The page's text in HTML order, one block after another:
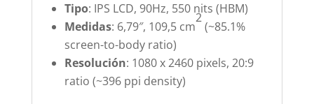
Tipo: IPS LCD, 90Hz, 550 nits (HBM)
Medidas: 6,79″, 109,5 cm
2
(~85.1%
screen-to-body ratio)
Resolución: 1080 x 2460 pixels, 20:9
ratio (~396 ppi density)